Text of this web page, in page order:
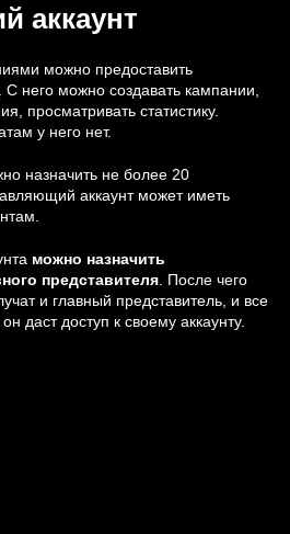
аккаунт
можно предоставить
него можно создавать кампании,
просматривать статистику.
у него нет.
назначить не более 20
аккаунт может иметь
можно назначить
представителя . После чего
и главный представитель, и все
даст доступ к своему аккаунту.